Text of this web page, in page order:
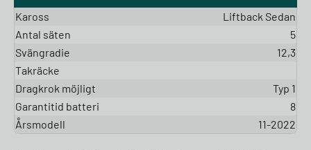
Kaross
Liftback Sedan
Antal säten
5
Svängradie
12,3
Takräcke
Dragkrok möjligt
Typ 1
Garantitid batteri
8
Årsmodell
11-2022